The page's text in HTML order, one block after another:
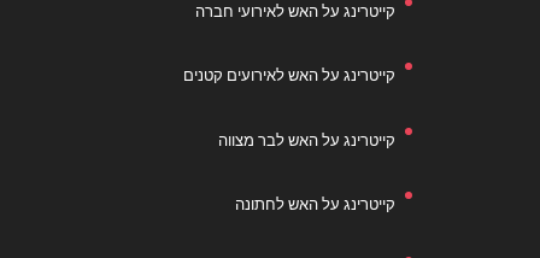
קייטרינג על האש לאירועי חברה
קייטרינג על האש לאירועים קטנים
קייטרינג על האש לבר מצווה
קייטרינג על האש לחתונה